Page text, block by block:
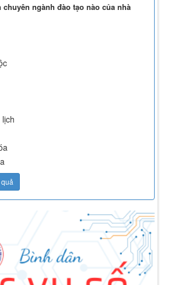
chuyên ngành đào tạo nào của nhà